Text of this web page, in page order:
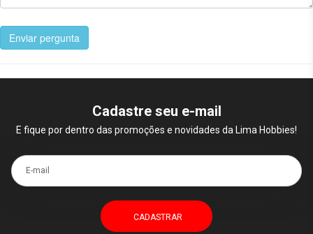
Enviar pergunta
Cadastre seu e-mail
E fique por dentro das promoções e novidades da Lima Hobbies!
E-mail